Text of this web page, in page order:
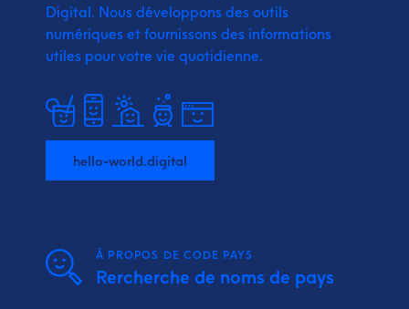
Digital. Nous développons des outils
numériques et fournissons des informations
utiles pour votre vie quotidienne.
hello-world.digital
À PROPOS DE CODE PAYS
Rercherche de noms de pays